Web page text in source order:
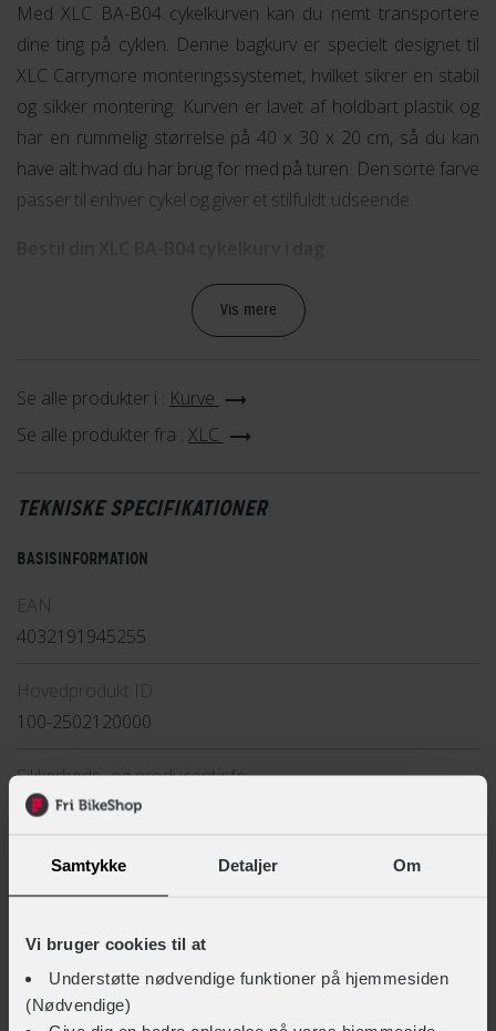
Samtykke Detaljer Om
Vi bruger cookies til at
Understøtte nødvendige funktioner på hjemmesiden
(Nødvendige)
Med XLC BA-B04 cykelkurven kan du nemt transportere
dine ting på cyklen. Denne bagkurv er specielt designet til
XLC Carrymore monteringssystemet, hvilket sikrer en stabil
og sikker montering. Kurven er lavet af holdbart plastik og
har en rummelig størrelse på 40 x 30 x 20 cm, så du kan
have alt hvad du har brug for med på turen. Den sorte farve
passer til enhver cykel og giver et stilfuldt udseende.
Gør din cykeltur endnu mere praktisk med XLC BA-B04
cykelkurven. Bestil den online eller reserver den i din lokale
rummelig løsning til at transportere dine ting på cyklen.
Vis mere
Se alle produkter i : Kurve
Se alle produkter fra : XLC
TEKNISKE SPECIFIKATIONER
BASISINFORMATION
EAN
4032191945255
Hovedprodukt ID
100-2502120000
Sikkerheds- og producentinfo
Vis detaljer
Type
Bagkurv
LIGNENDE PRODUKTER